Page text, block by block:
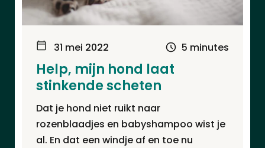
31 mei 2022 5 minutes
Help, mijn hond laat
stinkende scheten
Dat je hond niet ruikt naar
rozenblaadjes en babyshampoo wist je
al. En dat een windje af en toe nu